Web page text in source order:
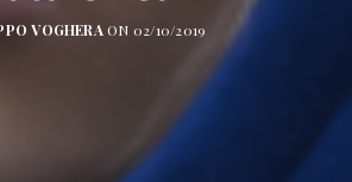
VOGHERAON 02/10/2019